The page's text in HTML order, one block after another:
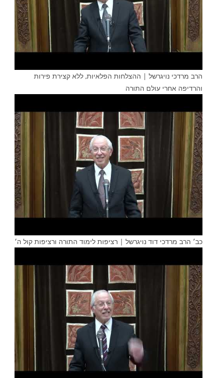
הרב מרדכי נויגרשל | ההצלחות הפלאיות, ללא קצירת פירות
והרדיפה אחרי עולם התורה
כב׳ הרב מרדכי דוד נויגרשל | רציפות לימוד התורה ורציפות קול ה׳